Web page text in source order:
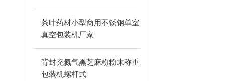
茶叶药材小型商用不锈钢单室
真空包装机厂家
背封充氮气黑芝麻粉粉末称重
包装机螺杆式